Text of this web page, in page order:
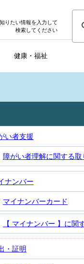
りたい情報を入力して
検索してください
健康・福祉
い者支援
障がい者理解に関する取
ナンバー
マイナンバーカード
【 マイナンバー 】に関
・証明